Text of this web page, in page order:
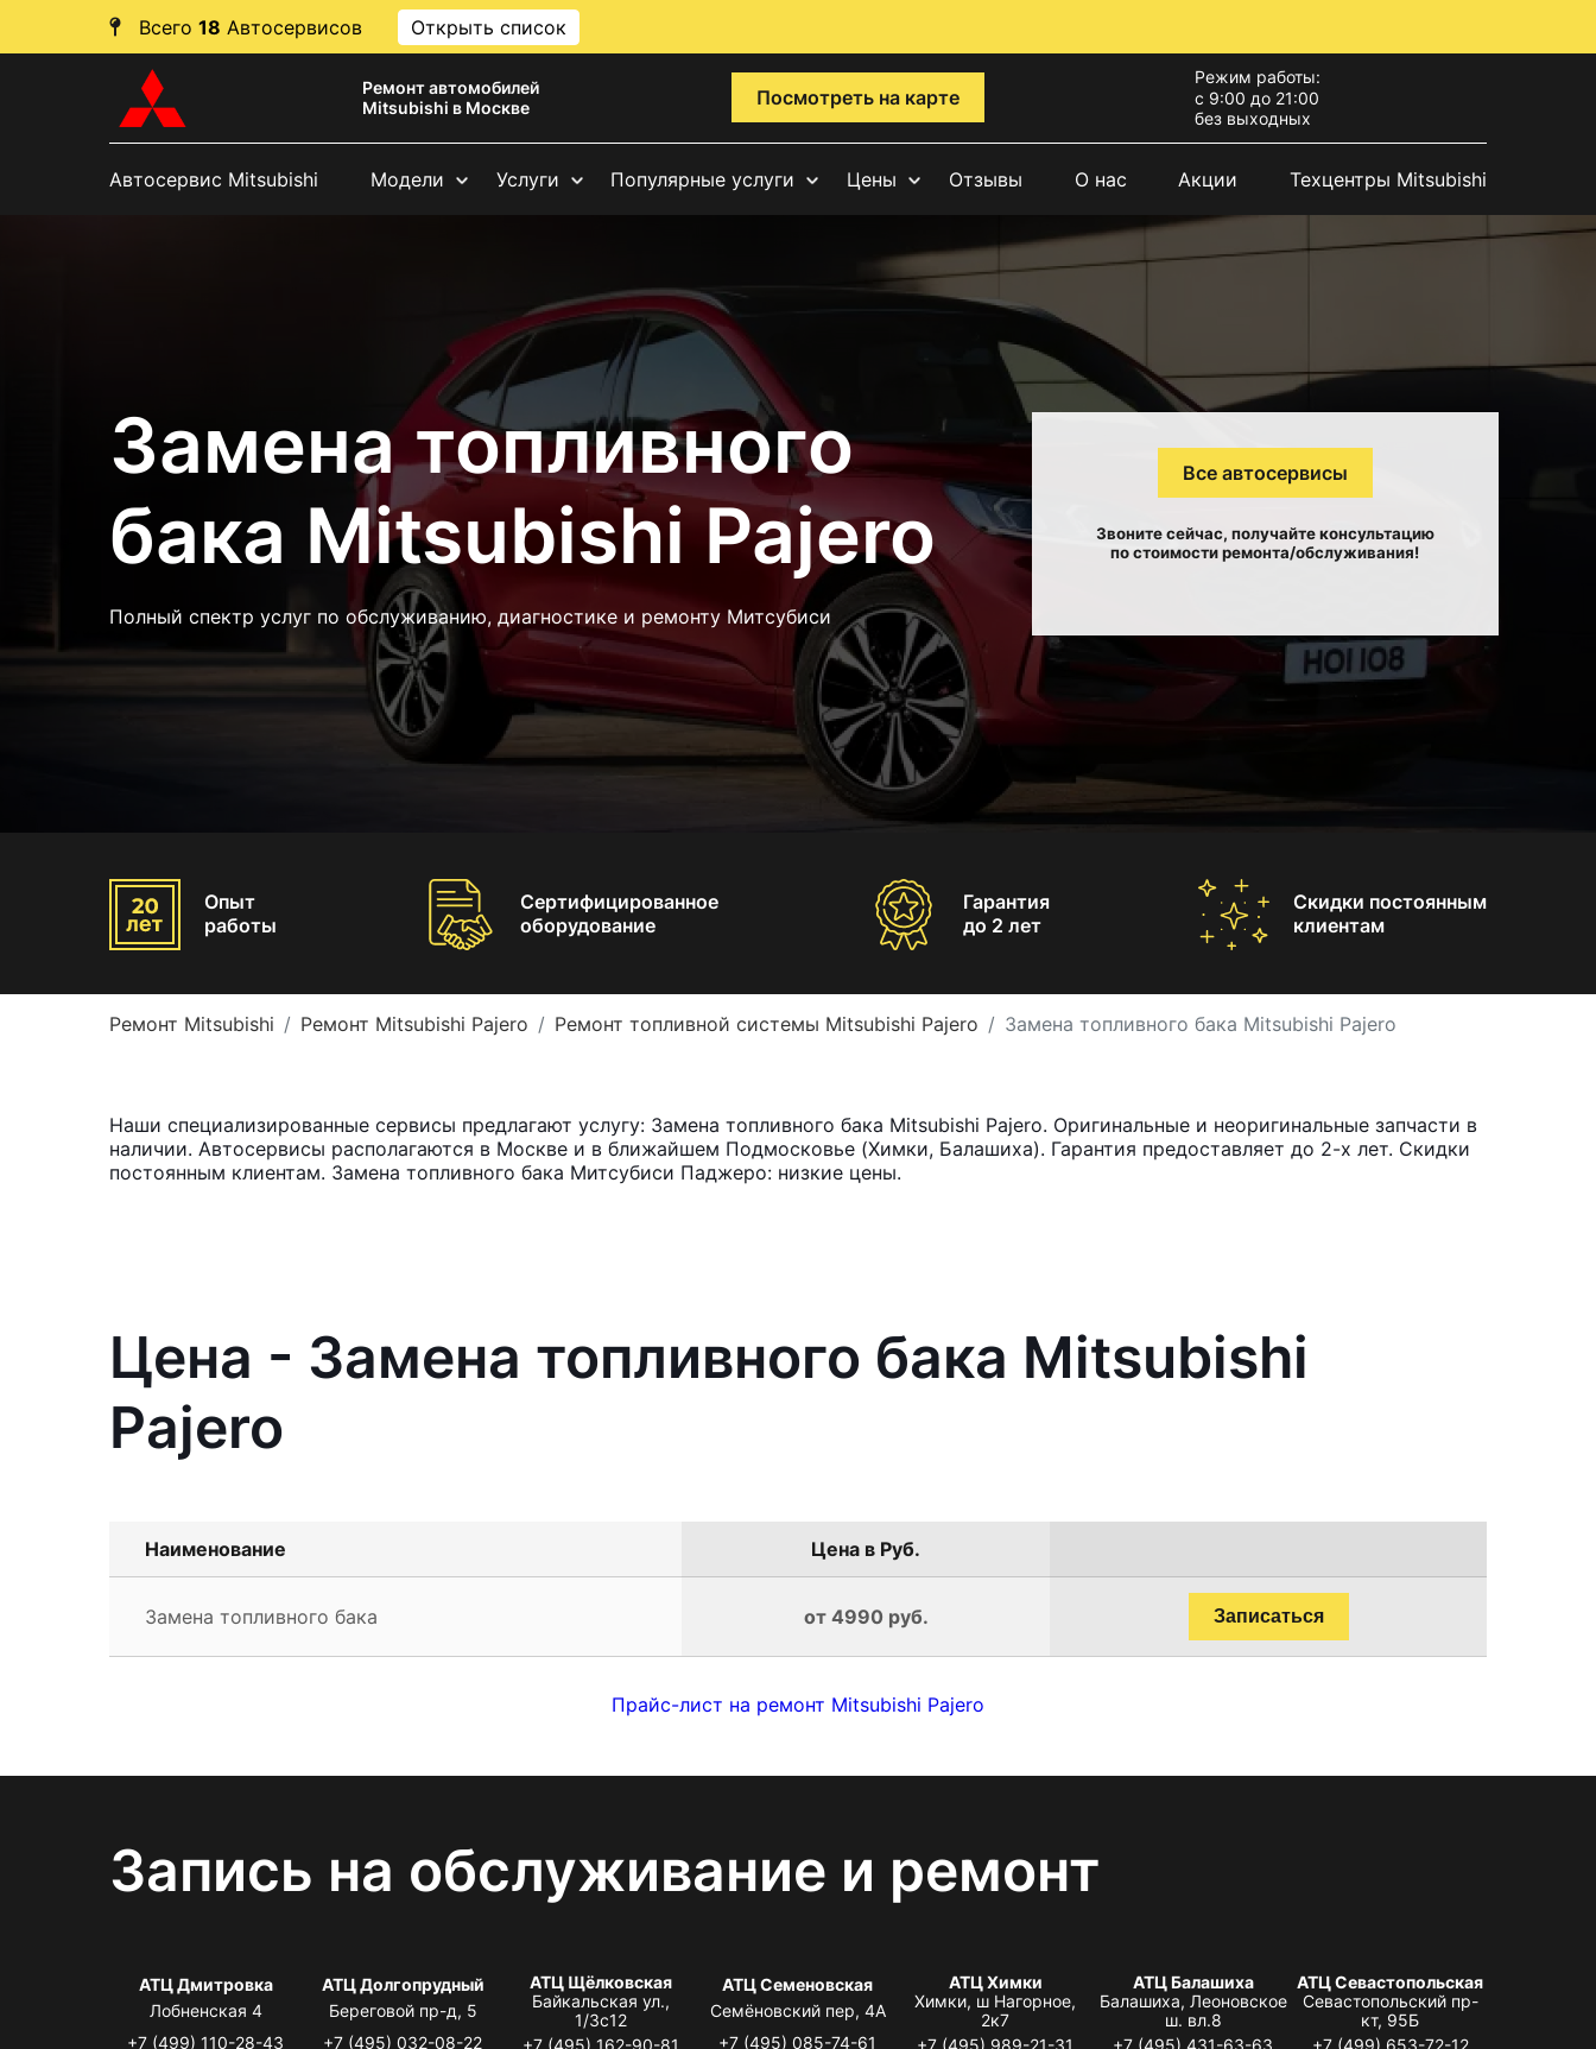
Всего 18 Автосервисов Открыть список
Ремонт автомобилей
Mitsubishi в Москве
Посмотреть на карте
Режим работы:
с 9:00 до 21:00
без выходных
Автосервис Mitsubishi Модели Услуги Популярные услуги Цены Отзывы О нас Акции Техцентры Mitsubishi
Замена топливного
бака Mitsubishi Pajero
Полный спектр услуг по обслуживанию, диагностике и ремонту Митсубиси
Все автосервисы
Звоните сейчас, получайте консультацию
по стоимости ремонта/обслуживания!
Опыт
работы
Сертифицированное
оборудование
Гарантия
до 2 лет
Скидки постоянным
клиентам
Ремонт Mitsubishi Ремонт Mitsubishi Pajero Ремонт топливной системы Mitsubishi Pajero Замена топливного бака Mitsubishi Pajero
Наши специализированные сервисы предлагают услугу: Замена топливного бака Mitsubishi Pajero. Оригинальные и неоригинальные запчасти в
наличии. Автосервисы располагаются в Москве и в ближайшем Подмосковье (Химки, Балашиха). Гарантия предоставляет до 2-х лет. Скидки
постоянным клиентам. Замена топливного бака Митсубиси Паджеро: низкие цены.
Цена - Замена топливного бака Mitsubishi
Pajero
Наименование Цена в Руб.
Замена топливного бака от 4990 руб. Записаться
Прайс-лист на ремонт Mitsubishi Pajero
Запись на обслуживание и ремонт
АТЦ Дмитровка
Лобненская 4
+7 (499) 110-28-43
АТЦ Долгопрудный
Береговой пр-д, 5
+7 (495) 032-08-22
АТЦ Щёлковская
Байкальская ул.,
1/3с12
+7 (495) 162-90-81
АТЦ Семеновская
Семёновский пер, 4А
+7 (495) 085-74-61
АТЦ Химки
Химки, ш Нагорное,
2к7
+7 (495) 989-21-31
АТЦ Балашиха
Балашиха, Леоновское
ш. вл.8
+7 (495) 431-63-63
АТЦ Севастопольская
Севастопольский пр-
кт, 95Б
+7 (499) 653-72-12